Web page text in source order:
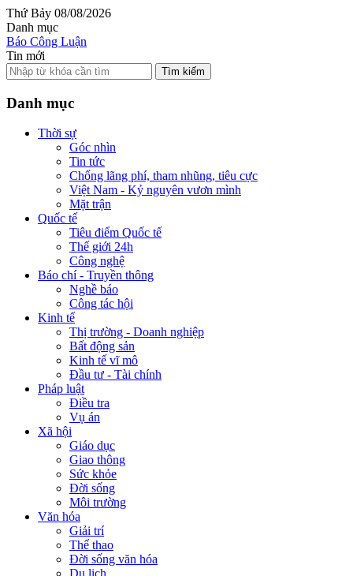
Thứ Bảy 08/08/2026
Danh mục
Báo Công Luận
Tin mới
Tìm kiếm
Danh mục
Thời sự
Góc nhìn
Tin tức
Chống lãng phí, tham nhũng, tiêu cực
Việt Nam - Kỷ nguyên vươn mình
Mặt trận
Quốc tế
Tiêu điểm Quốc tế
Thế giới 24h
Công nghệ
Báo chí - Truyền thông
Nghề báo
Công tác hội
Kinh tế
Thị trường - Doanh nghiệp
Bất động sản
Kinh tế vĩ mô
Đầu tư - Tài chính
Pháp luật
Điều tra
Vụ án
Xã hội
Giáo dục
Giao thông
Sức khỏe
Đời sống
Môi trường
Văn hóa
Giải trí
Thể thao
Đời sống văn hóa